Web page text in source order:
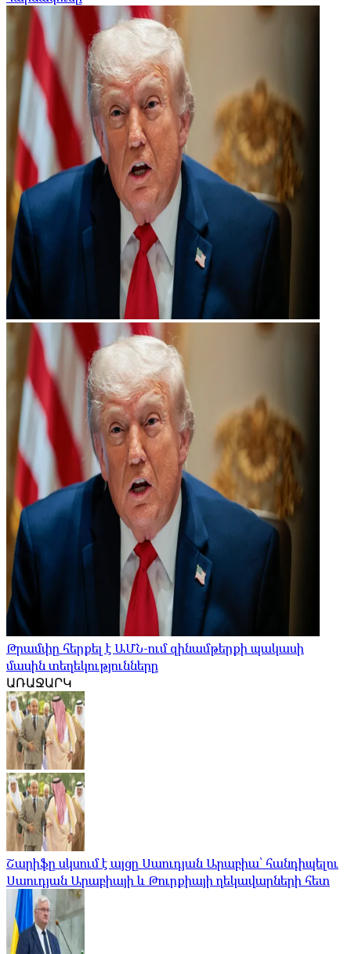
Թրամփը հերքել է ԱՄՆ-ում զինամթերքի պակասի
մասին տեղեկությունները
ԱՌԱՋԱՐԿ
Շարիֆը սկսում է այցը Սաուդյան Արաբիա՝ հանդիպելու
Սաուդյան Արաբիայի և Թուրքիայի ղեկավարների հետ